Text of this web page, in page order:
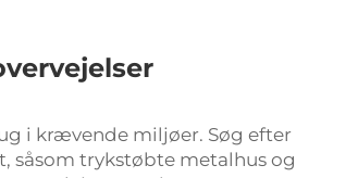
i krævende miljøer. Søg efter
såsom trykstøbte metalhus og